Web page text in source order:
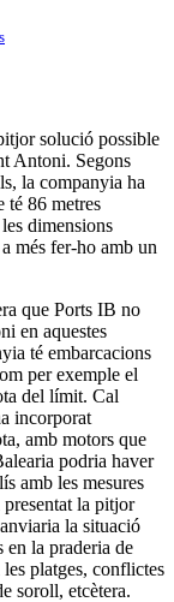
solució possible
Antoni. Segons
la companyia ha
té 86 metres
dimensions
més fer-ho amb un
que Ports IB no
en aquestes
té embarcacions
per exemple el
del límit. Cal
incorporat
amb motors que
podria haver
amb les mesures
la pitjor
la situació
en la praderia de
platges, conflictes
soroll, etcètera.